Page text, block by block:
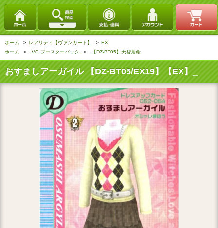
ホーム > レアリティ【ヴァンガード】 > EX
ホーム
> VG ブースターパック > 【DZ-BT05】天智覚命
おすましアーガイル 【DZ-BT05/EX19】【EX】_